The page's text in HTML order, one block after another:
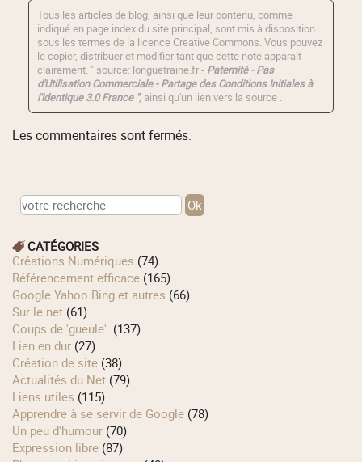
Tous les articles de blog, ainsi que leur contenu, comme
indiqué en page index du site principal, sont mis à disposition
sous les termes de la licence Creative Commons. Vous pouvez
le copier, distribuer et modifier tant que cette note apparaît
clairement. " source: longuetraine.fr - Paternité - Pas
d'Utilisation Commerciale - Partage des Conditions Initiales à
l'Identique 3.0 France ", ainsi qu'un lien vers la source .
Les commentaires sont fermés.
CATÉGORIES
Créations Numériques (74)
Référencement efficace (165)
Google Yahoo Bing et autres (66)
Sur le net (61)
Coups de 'gueule'. (137)
Lien en dur (27)
Création de site (38)
Actualités du Net (79)
Liens utiles (115)
Apprendre à se servir de Google (78)
Un peu d'humour (70)
Expression libre (87)